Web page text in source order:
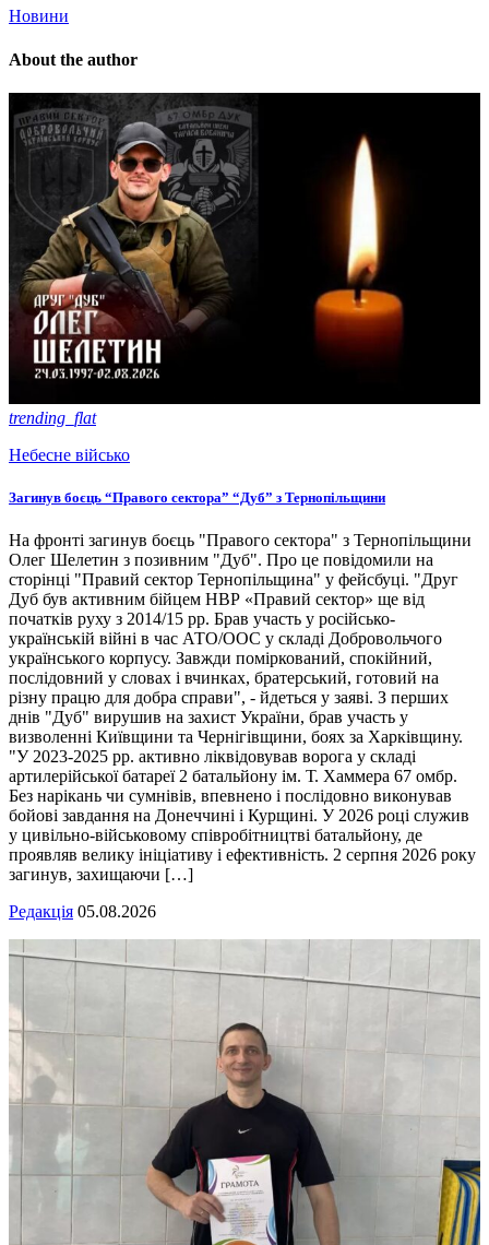
Новини
About the author
trending_flat
Небесне військо
Загинув боєць “Правого сектора” “Дуб” з Тернопільщини
На фронті загинув боєць "Правого сектора" з Тернопільщини
Олег Шелетин з позивним "Дуб". Про це повідомили на
сторінці "Правий сектор Тернопільщина" у фейсбуці. "Друг
Дуб був активним бійцем НВР «Правий сектор» ще від
початків руху з 2014/15 рр. Брав участь у російсько-
українській війні в час АТО/ООС у складі Добровольчого
українського корпусу. Завжди поміркований, спокійний,
послідовний у словах і вчинках, братерський, готовий на
різну працю для добра справи", - йдеться у заяві. З перших
днів "Дуб" вирушив на захист України, брав участь у
визволенні Київщини та Чернігівщини, боях за Харківщину.
"У 2023-2025 рр. активно ліквідовував ворога у складі
артилерійської батареї 2 батальйону ім. Т. Хаммера 67 омбр.
Без нарікань чи сумнівів, впевнено і послідовно виконував
бойові завдання на Донеччині і Курщині. У 2026 році служив
у цивільно-військовому співробітництві батальйону, де
проявляв велику ініціативу і ефективність. 2 серпня 2026 року
загинув, захищаючи […]
Редакція 05.08.2026